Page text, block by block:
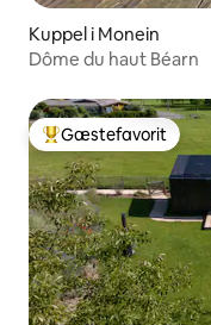
Kuppel i Monein
Dôme du haut Béarn
Bedste gæstefavorit
Gæstefavorit